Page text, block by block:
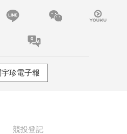
珍電子報
競投登記